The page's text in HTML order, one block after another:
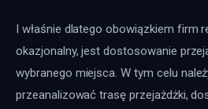
I właśnie dlatego obowiązkiem firm
okazjonalny, jest dostosowanie
wybranego miejsca. W tym celu
przeanalizować trasę przejażdżki,